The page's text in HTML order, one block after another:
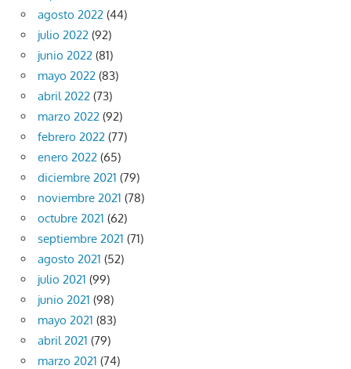
agosto 2022 (44)
julio 2022 (92)
junio 2022 (81)
mayo 2022 (83)
abril 2022 (73)
marzo 2022 (92)
febrero 2022 (77)
enero 2022 (65)
diciembre 2021 (79)
noviembre 2021 (78)
octubre 2021 (62)
septiembre 2021 (71)
agosto 2021 (52)
julio 2021 (99)
junio 2021 (98)
mayo 2021 (83)
abril 2021 (79)
marzo 2021 (74)